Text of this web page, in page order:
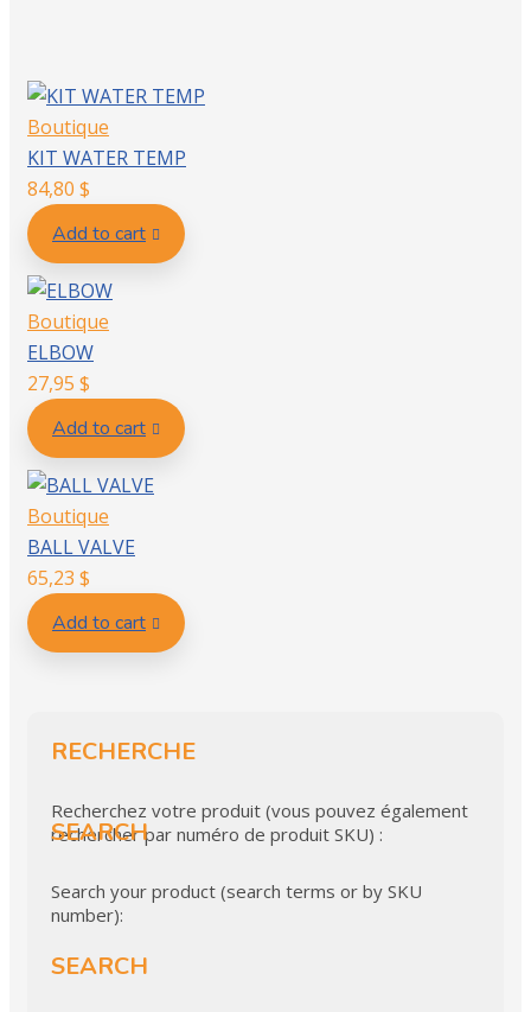
Boutique
KIT WATER TEMP
84,80 $
Add to cart
Boutique
ELBOW
27,95 $
Add to cart
Boutique
BALL VALVE
65,23 $
Add to cart
RECHERCHE
Recherchez votre produit (vous pouvez également
rechercher par numéro de produit SKU) :
SEARCH
Search your product (search terms or by SKU
number):
SEARCH